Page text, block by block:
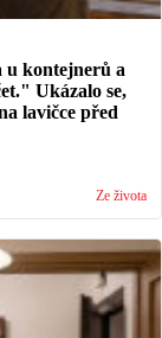
u kontejnerů a
Ukázalo se,
lavičce před
Ze života